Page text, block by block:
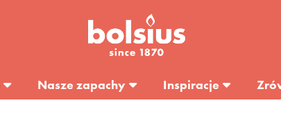
Nasze zapachy Inspiracje